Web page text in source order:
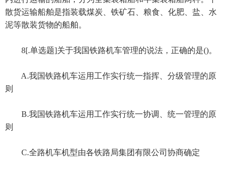
散货运输船舶是指装载煤炭、铁矿石、粮食、化肥、盐、水
泥等散装货物的船舶。
8[.单选题]关于我国铁路机车管理的说法，正确的是()。
A.我国铁路机车运用工作实行统一指挥、分级管理的原
则
B.我国铁路机车运用工作实行统一协调、统一管理的原
则
C.全路机车机型由各铁路局集团有限公司协商确定